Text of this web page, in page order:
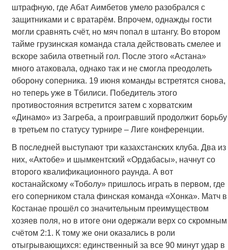
штрафную, где Абат Аимбетов умело разобрался с
защитниками и с вратарём. Впрочем, однажды гости
могли сравнять счёт, но мяч попал в штангу. Во втором
тайме грузинская команда стала действовать смелее и
вскоре забила ответный гол. После этого «Астана»
много атаковала, однако так и не смогла преодолеть
оборону соперника. 19 июня команды встретятся снова,
но теперь уже в Тбилиси. Победитель этого
противостояния встретится затем с хорватским
«Динамо» из Загреба, а проигравший продолжит борьбу
в третьем по статусу турнире – Лиге конференции.
В последней выступают три казахстанских клуба. Два из
них, «Актобе» и шымкентский «Ордабасы», начнут со
второго квалификационного раунда. А вот
костанайскому «Тоболу» пришлось играть в первом, где
его соперником стала финская команда «Хонка». Матч в
Костанае прошёл со значительным преимуществом
хозяев поля, но в итоге они одержали верх со скромным
счётом 2:1. К тому же они оказались в роли
отыгрывающихся: единственный за все 90 минут удар в